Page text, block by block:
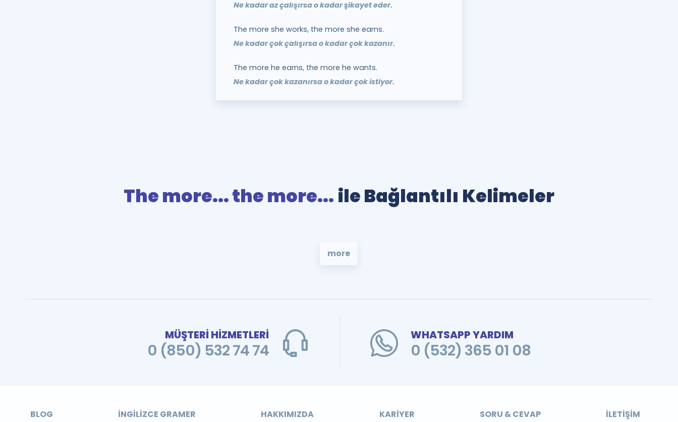
Ne kadar az çalışırsa o kadar şikayet eder.
The more she works, the more she earns.
Ne kadar çok çalışırsa o kadar çok kazanır.
The more he earns, the more he wants.
Ne kadar çok kazanırsa o kadar çok istiyor.
The more... the more... ile Bağlantılı Kelimeler
more
MÜŞTERİ HİZMETLERİ
0 (850) 532 74 74
WHATSAPP YARDIM
0 (532) 365 01 08
BLOG İNGILIZCE GRAMER HAKKIMIZDA KARIYER SORU & CEVAP İLETIŞIM